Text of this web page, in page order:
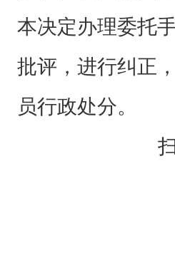
本决定办理委托
批评，进行纠正
员行政处分。